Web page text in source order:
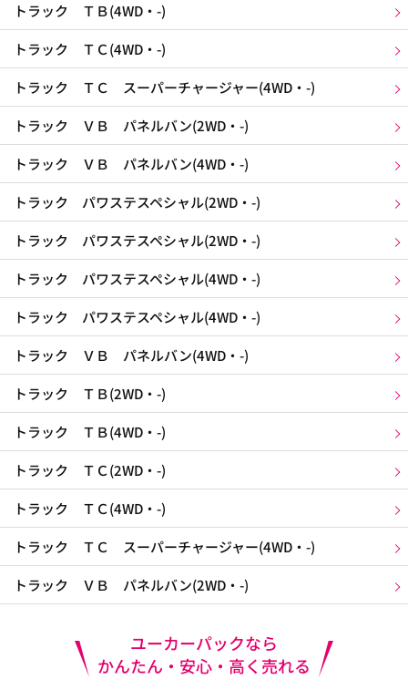
トラック ＴＢ(4WD・-)
トラック ＴＣ(4WD・-)
トラック ＴＣ スーパーチャージャー(4WD・-)
トラック ＶＢ パネルバン(2WD・-)
トラック ＶＢ パネルバン(4WD・-)
トラック パワステスペシャル(2WD・-)
トラック パワステスペシャル(2WD・-)
トラック パワステスペシャル(4WD・-)
トラック パワステスペシャル(4WD・-)
トラック ＶＢ パネルバン(4WD・-)
トラック ＴＢ(2WD・-)
トラック ＴＢ(4WD・-)
トラック ＴＣ(2WD・-)
トラック ＴＣ(4WD・-)
トラック ＴＣ スーパーチャージャー(4WD・-)
トラック ＶＢ パネルバン(2WD・-)
ユーカーパックなら
かんたん・安心・高く売れる